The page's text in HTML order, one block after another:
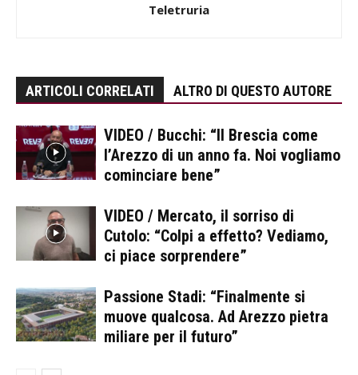
Teletruria
ARTICOLI CORRELATI ALTRO DI QUESTO AUTORE
VIDEO / Bucchi: “Il Brescia come
l’Arezzo di un anno fa. Noi vogliamo
cominciare bene”
VIDEO / Mercato, il sorriso di
Cutolo: “Colpi a effetto? Vediamo,
ci piace sorprendere”
Passione Stadi: “Finalmente si
muove qualcosa. Ad Arezzo pietra
miliare per il futuro”